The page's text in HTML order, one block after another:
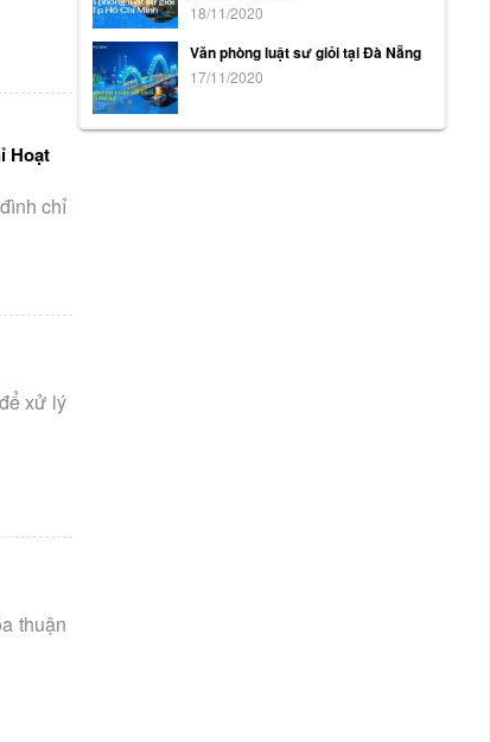
Hoạt
chỉ
xử lý
thuận
18/11/2020
Văn phòng luật sư giỏi tại Đà Nẵng
17/11/2020